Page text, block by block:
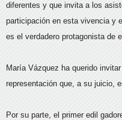
diferentes y que invita a los
participación en esta vivencia y
es el verdadero protagonista de
María Vázquez ha querido
representación que, a su juicio,
Por su parte, el primer edil